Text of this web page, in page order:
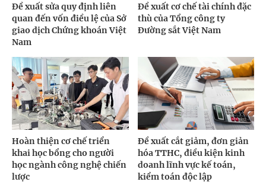
Đề xuất sửa quy định liên
quan đến vốn điều lệ của Sở
giao dịch Chứng khoán Việt
Nam
Đề xuất cơ chế tài chính đặc
thù của Tổng công ty
Đường sắt Việt Nam
Hoàn thiện cơ chế triển
khai học bổng cho người
học ngành công nghệ chiến
lược
Đề xuất cắt giảm, đơn giản
hóa TTHC, điều kiện kinh
doanh lĩnh vực kế toán,
kiểm toán độc lập